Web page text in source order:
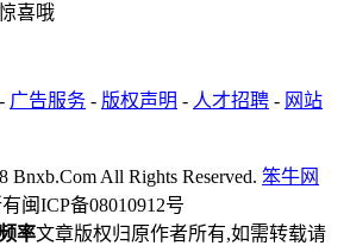
喜哦
- 广告服务 - 版权声明 - 人才招聘 - 网站
Bnxb.Com All Rights Reserved. 笨牛网
闽ICP备08010912号
率文章版权归原作者所有,如需转载请